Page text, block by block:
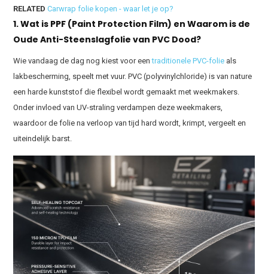
RELATED Carwrap folie kopen - waar let je op?
1. Wat is PPF (Paint Protection Film) en Waarom is de
Oude Anti-Steenslagfolie van PVC Dood?
Wie vandaag de dag nog kiest voor eentraditionele PVC-folie als
lakbescherming, speelt met vuur. PVC (polyvinylchloride) is van nature
een harde kunststof die flexibel wordt gemaakt met weekmakers.
Onder invloed van UV-straling verdampen deze weekmakers,
waardoor de folie na verloop van tijd hard wordt, krimpt, vergeelt en
uiteindelijk barst.